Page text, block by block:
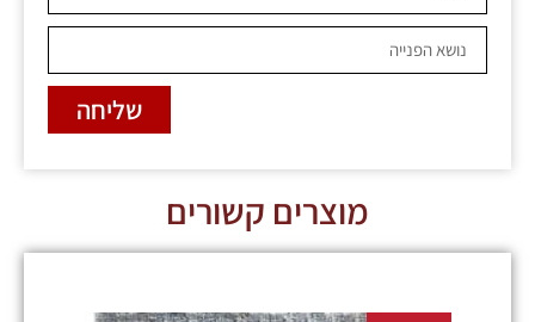
שליחה
מוצרים קשורים